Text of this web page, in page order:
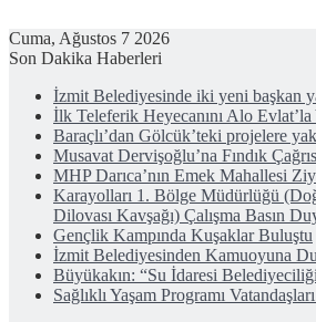
Cuma, Ağustos 7 2026
Son Dakika Haberleri
İzmit Belediyesinde iki yeni başkan
İlk Teleferik Heyecanını Alo Evlat’la
Baraçlı’dan Gölcük’teki projelere
Musavat Dervişoğlu’na Fındık
MHP Darıca’nın Emek Mahallesi
Karayolları 1. Bölge Müdürlüğü
Dilovası Kavşağı) Çalışma Basın
Gençlik Kampında Kuşaklar Buluştu
İzmit Belediyesinden Kamuoyuna
Büyükakın: “Su İdaresi
Sağlıklı Yaşam Programı